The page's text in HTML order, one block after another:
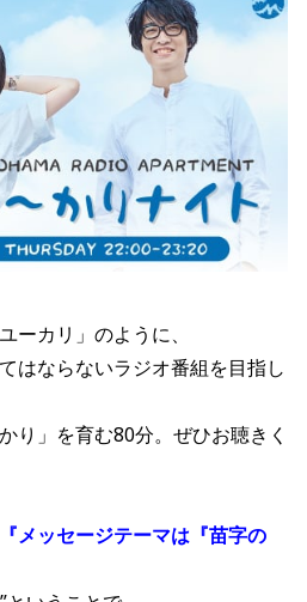
ーカリ」のように、
はならないラジオ番組を目指し
り」を育む80分。ぜひお聴きく
『メッセージテーマは 『苗字の